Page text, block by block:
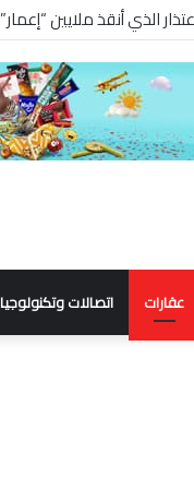
عقارات اتصالات وتكنولوجيا